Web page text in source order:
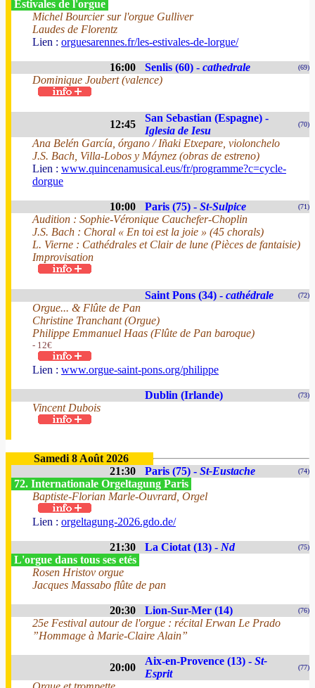
Estivales de l'orgue
Michel Bourcier sur l'orgue Gulliver
Laudes de Florentz
Lien : orguesarennes.fr/les-estivales-de-lorgue/
16:00 Senlis (60) - cathedrale (69)
Dominique Joubert (valence)
12:45
San Sebastian (Espagne) -
Iglesia de Iesu
(70)
Ana Belén García, órgano / Iñaki Etxepare, violonchelo
J.S. Bach, Villa-Lobos y Máynez (obras de estreno)
Lien : www.quincenamusical.eus/fr/programme?c=cycle-
dorgue
10:00 Paris (75) - St-Sulpice (71)
Audition : Sophie-Véronique Cauchefer-Choplin
J.S. Bach : Choral « En toi est la joie » (45 chorals)
L. Vierne : Cathédrales et Clair de lune (Pièces de fantaisie)
Improvisation
Saint Pons (34) - cathédrale (72)
Orgue... & Flûte de Pan
Christine Tranchant (Orgue)
Philippe Emmanuel Haas (Flûte de Pan baroque)
- 12€
Lien : www.orgue-saint-pons.org/philippe
Dublin (Irlande) (73)
Vincent Dubois
Samedi 8 Août 2026
21:30
Paris (75) - St-Eustache (74)
72. Internationale Orgeltagung Paris
Baptiste-Florian Marle-Ouvrard, Orgel
Lien : orgeltagung-2026.gdo.de/
21:30 La Ciotat (13) - Nd (75)
L'orgue dans tous ses etés
Rosen Hristov orgue
Jacques Massabo flûte de pan
20:30 Lion-Sur-Mer (14) (76)
25e Festival autour de l'orgue : récital Erwan Le Prado
”Hommage à Marie-Claire Alain”
20:00
Aix-en-Provence (13) - St-
Esprit
(77)